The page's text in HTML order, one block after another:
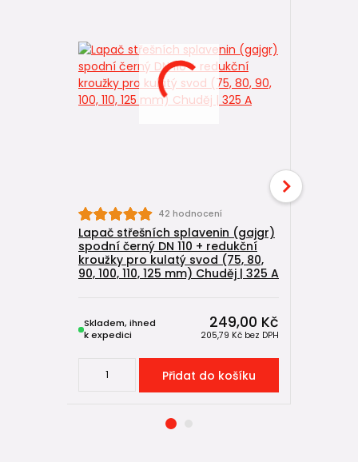
42 hodnocení
Lapač střešních splavenin (gajgr)
spodní černý DN 110 + redukční
kroužky pro kulatý svod (75, 80,
90, 100, 110, 125 mm) Chuděj | 325 A
249,00 Kč
205,79 Kč bez DPH
Skladem, ihned
k expedici
Přidat do košíku